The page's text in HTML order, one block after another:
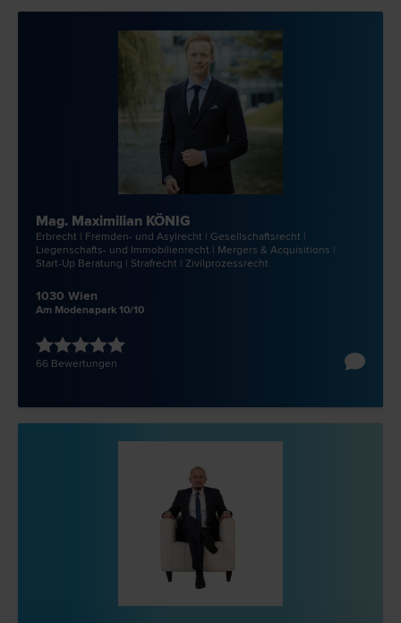
Mag. Maximilian KÖNIG
Erb­recht | Fremden- und Asyl­recht | Gesellschafts­recht |
Liegenschafts- und Immobilien­recht | Mergers & Acquisitions |
Start-Up Beratung | Straf­recht | Zivilprozess­recht
1030 Wien
Am Modenapark 10/10
66 Bewertungen